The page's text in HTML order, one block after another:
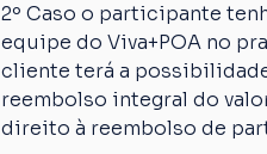
2º Caso o participante
equipe do Viva+POA no
cliente terá a
reembolso integral do
direito à reembolso de